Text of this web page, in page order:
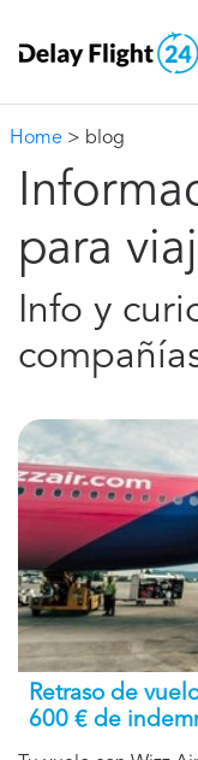
Home > blog
para
Info y
Retraso de
600 € de